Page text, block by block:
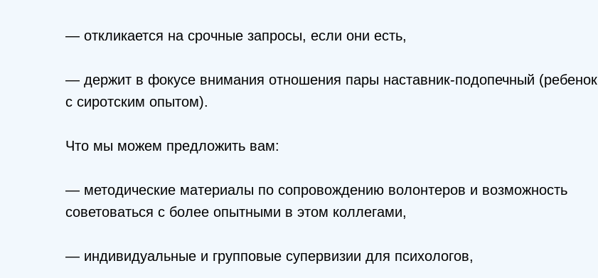
— откликается на срочные запросы, если они есть,
— держит в фокусе внимания отношения пары наставник-подопечный (ребенок
с сиротским опытом).
Что мы можем предложить вам:
— методические материалы по сопровождению волонтеров и возможность
советоваться с более опытными в этом коллегами,
— индивидуальные и групповые супервизии для психологов,